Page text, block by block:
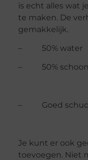
is echt alles wat
te maken. De
gemakkelijk.
– 50% water
– 50%
– Goed
Je kunt er ook
toevoegen. Niet